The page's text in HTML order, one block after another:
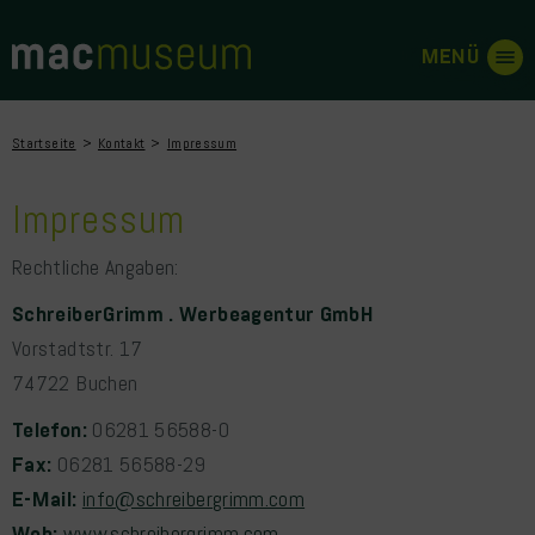
Startseite Kontakt Impressum
Impressum
Rechtliche Angaben:
SchreiberGrimm . Werbeagentur GmbH
Vorstadtstr. 17
74722 Buchen
Telefon: 06281 56588-0
Fax: 06281 56588-29
E-Mail: info@schreibergrimm.com